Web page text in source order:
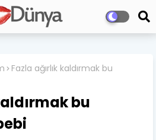
Fazla ağırlık kaldırmak bu
bu